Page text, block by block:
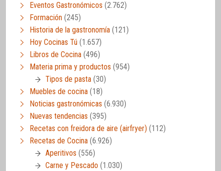
Eventos Gastronómicos (2.762)
Formación (245)
Historia de la gastronomía (121)
Hoy Cocinas Tú (1.657)
Libros de Cocina (496)
Materia prima y productos (954)
Tipos de pasta (30)
Muebles de cocina (18)
Noticias gastronómicas (6.930)
Nuevas tendencias (395)
Recetas con freidora de aire (airfryer) (112)
Recetas de Cocina (6.926)
Aperitivos (556)
Carne y Pescado (1.030)